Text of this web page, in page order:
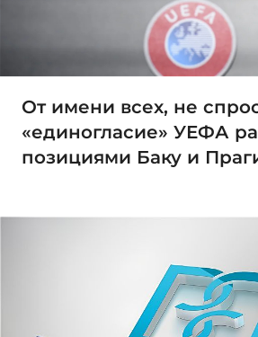
От имени всех, не
«единогласие» УЕФА
позициями Баку и